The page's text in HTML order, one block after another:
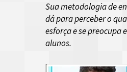
Sua metodologia de
dá para perceber o
esforça e se preocupa
alunos.